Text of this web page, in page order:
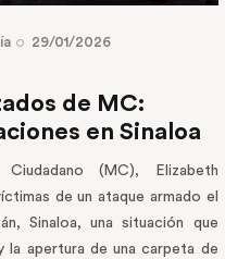
29/01/2026
de MC:
en Sinaloa
(MC), Elizabeth
de un ataque armado el
Sinaloa, una situación que
la apertura de una carpeta de